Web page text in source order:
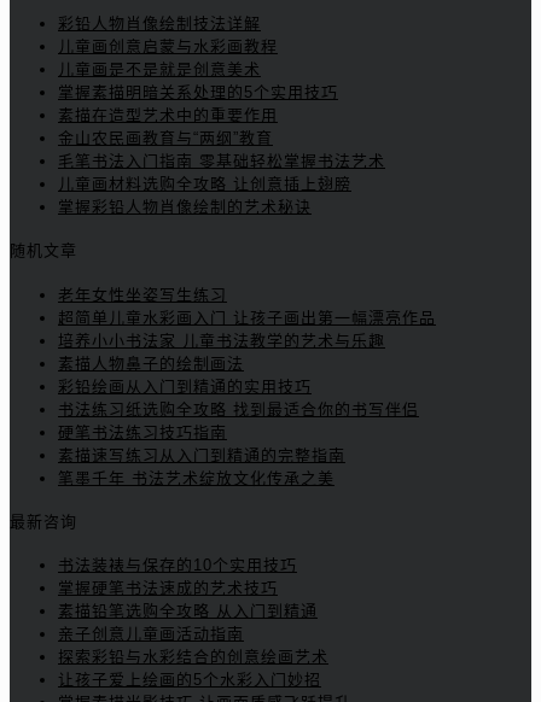
彩铅人物肖像绘制技法详解
儿童画创意启蒙与水彩画教程
儿童画是不是就是创意美术
掌握素描明暗关系处理的5个实用技巧
素描在造型艺术中的重要作用
金山农民画教育与“两纲”教育
毛笔书法入门指南 零基础轻松掌握书法艺术
儿童画材料选购全攻略 让创意插上翅膀
掌握彩铅人物肖像绘制的艺术秘诀
随机文章
老年女性坐姿写生练习
超简单儿童水彩画入门 让孩子画出第一幅漂亮作品
培养小小书法家 儿童书法教学的艺术与乐趣
素描人物鼻子的绘制画法
彩铅绘画从入门到精通的实用技巧
书法练习纸选购全攻略 找到最适合你的书写伴侣
硬笔书法练习技巧指南
素描速写练习从入门到精通的完整指南
笔墨千年 书法艺术绽放文化传承之美
最新咨询
书法装裱与保存的10个实用技巧
掌握硬笔书法速成的艺术技巧
素描铅笔选购全攻略 从入门到精通
亲子创意儿童画活动指南
探索彩铅与水彩结合的创意绘画艺术
让孩子爱上绘画的5个水彩入门妙招